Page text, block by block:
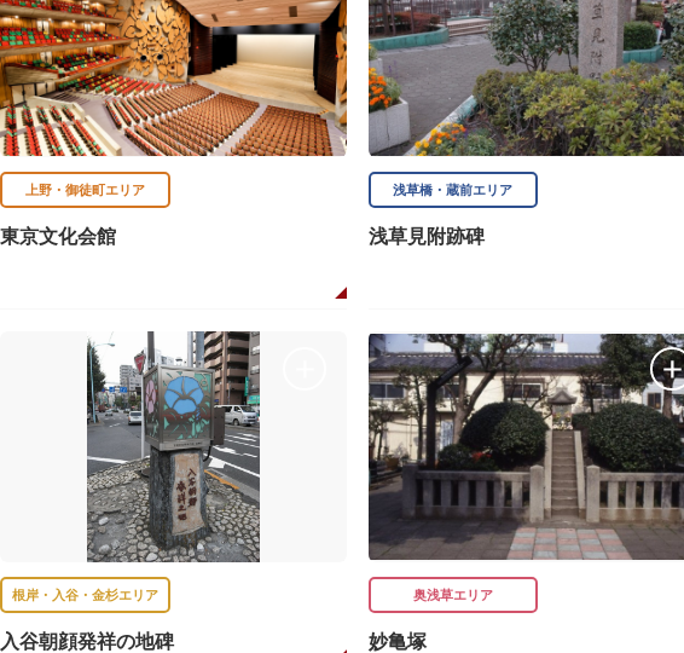
上野・御徒町エリア
東京文化会館
浅草橋・蔵前エリア
浅草見附跡碑
根岸・入谷・金杉エリア
入谷朝顔発祥の地碑
奥浅草エリア
妙亀塚